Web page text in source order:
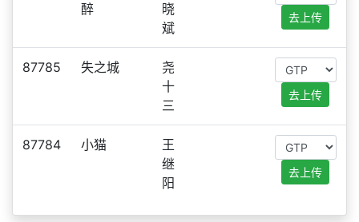
醉
晓
斌
去上传
87785 失之城
尧
十
三
去上传
87784 小猫
王
继
阳
去上传